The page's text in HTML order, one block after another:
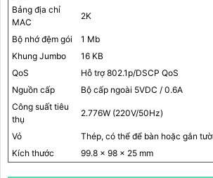
Bảng địa chỉ
MAC
2K
Bộ nhớ đệm gói
1 Mb
Khung Jumbo
16 KB
QoS
Hỗ trợ 802.1p/DSCP QoS
Nguồn cấp
Bộ cấp ngoài 5VDC / 0.6A
Công suất tiêu
thụ
2.776W (220V/50Hz)
Vỏ
Thép, có thể để bàn hoặc gắn
Kích thước
99.8 x 98 x 25 mm